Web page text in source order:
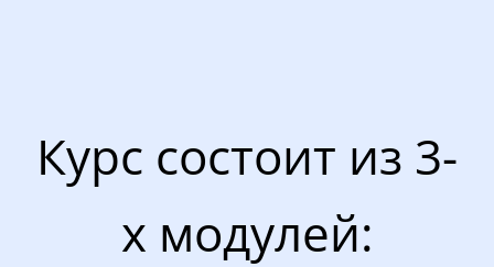
Курс состоит из 3-
х модулей: